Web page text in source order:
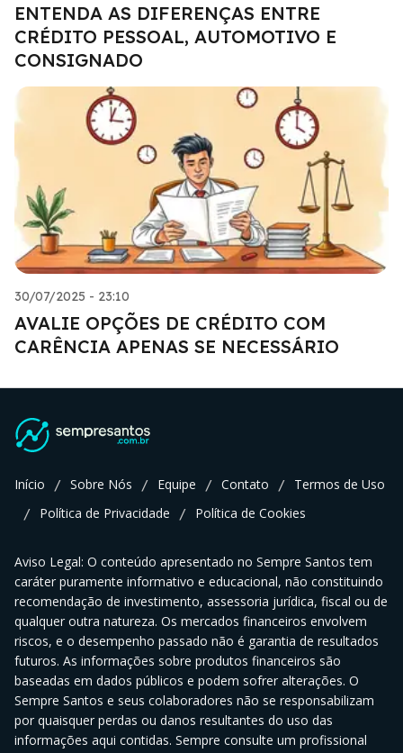
ENTENDA AS DIFERENÇAS ENTRE
CRÉDITO PESSOAL, AUTOMOTIVO E
CONSIGNADO
30/07/2025 - 23:10
AVALIE OPÇÕES DE CRÉDITO COM
CARÊNCIA APENAS SE NECESSÁRIO
Início / Sobre Nós / Equipe / Contato / Termos de Uso
/ Política de Privacidade / Política de Cookies
Aviso Legal: O conteúdo apresentado no Sempre Santos tem
caráter puramente informativo e educacional, não constituindo
recomendação de investimento, assessoria jurídica, fiscal ou de
qualquer outra natureza. Os mercados financeiros envolvem
riscos, e o desempenho passado não é garantia de resultados
futuros. As informações sobre produtos financeiros são
baseadas em dados públicos e podem sofrer alterações. O
Sempre Santos e seus colaboradores não se responsabilizam
por quaisquer perdas ou danos resultantes do uso das
informações aqui contidas. Sempre consulte um profissional